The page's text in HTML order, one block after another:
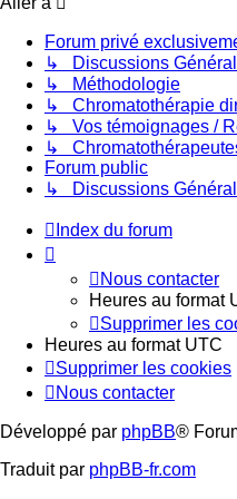
Forum privé
↳ Discussions
↳ Méthodologie
↳ Chromatothérapie
↳ Vos témoignages /
↳
Forum public
↳ Discussions
Index du forum
Nous contacter
Heures au format
Supprimer les
Heures au format UTC
Supprimer les cookies
Nous contacter
Développé par phpBB®
Traduit par phpBB-fr.com